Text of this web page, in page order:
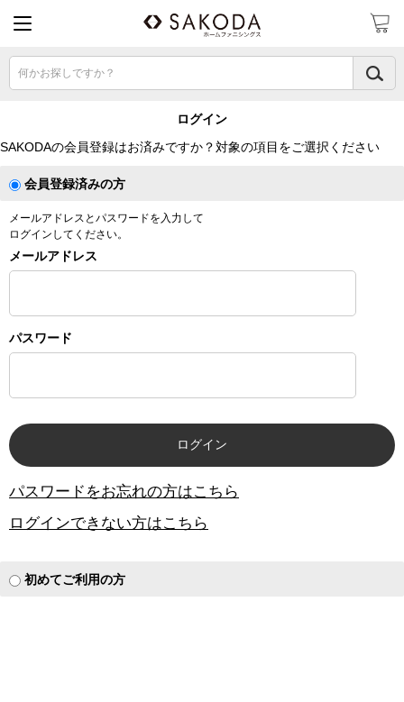
何かお探しですか？
ログイン
SAKODAの会員登録はお済みですか？対象の項目をご選択ください
会員登録済みの方
メールアドレスとパスワードを入力して
ログインしてください。
メールアドレス
パスワード
パスワードをお忘れの方はこちら
ログインできない方はこちら
初めてご利用の方